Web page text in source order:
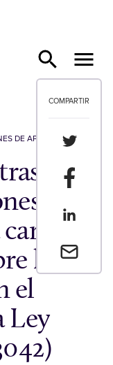
COMPARTIR
Envia un
DE APOYO
la
el
Ley